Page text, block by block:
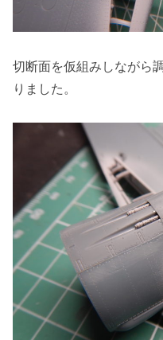
切断面を仮組みしながら
りました。